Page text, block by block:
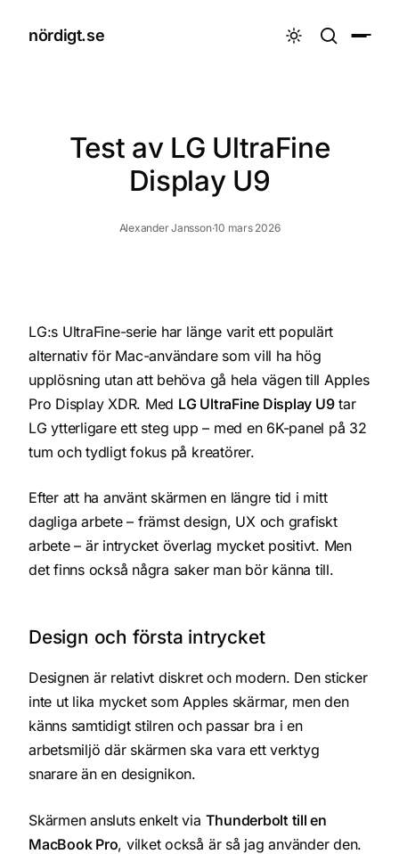
nördigt.se 
Test av LG UltraFine
Display U9
Alexander Jansson·10 mars 2026
LG:s UltraFine-serie har länge varit ett populärt
alternativ för Mac-användare som vill ha hög
upplösning utan att behöva gå hela vägen till Apples
Pro Display XDR. Med LG UltraFine Display U9tar
LG ytterligare ett steg upp – med en 6K-panel på 32
tum och tydligt fokus på kreatörer.
Efter att ha använt skärmen en längre tid i mitt
dagliga arbete – främst design, UX och grafiskt
arbete – är intrycket överlag mycket positivt. Men
det finns också några saker man bör känna till.
Design och första intrycket
Designen är relativt diskret och modern. Den sticker
inte ut lika mycket som Apples skärmar, men den
känns samtidigt stilren och passar bra i en
arbetsmiljö där skärmen ska vara ett verktyg
snarare än en designikon.
Skärmen ansluts enkelt via Thunderbolt till en
MacBook Pro, vilket också är så jag använder den.